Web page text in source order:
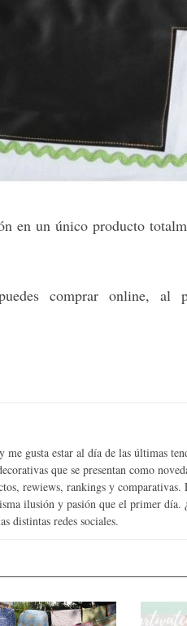
en un único producto
comprar online, al
gusta estar al día de las últimas
que se presentan como
rewiews, rankings y comparativas.
ilusión y pasión que el primer día.
distintas redes sociales.